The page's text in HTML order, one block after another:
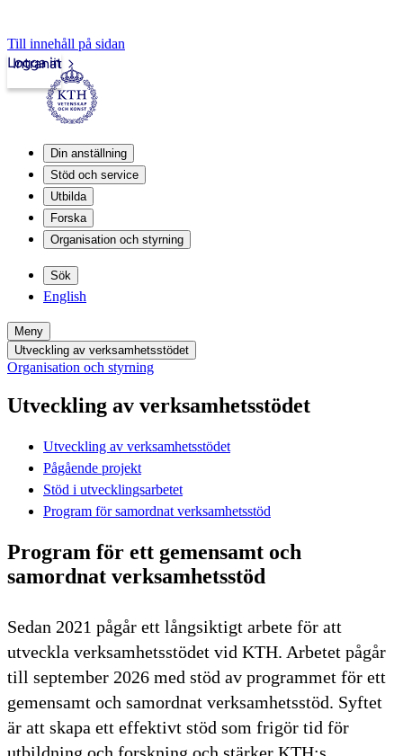
Till innehåll på sidan
Intranät
Logga in
Din anställning
Stöd och service
Utbilda
Forska
Organisation och styrning
Sök
English
Meny
Utveckling av verksamhetsstödet
Organisation och styrning
Utveckling av verksamhetsstödet
Utveckling av verksamhetsstödet
Pågående projekt
Stöd i utvecklingsarbetet
Program för samordnat verksamhetsstöd
Program för ett gemensamt och
samordnat verksamhetsstöd
Sedan 2021 pågår ett långsiktigt arbete för att
utveckla verksamhetsstödet vid KTH. Arbetet pågår
till september 2026 med stöd av programmet för ett
gemensamt och samordnat verksamhetsstöd. Syftet
är att skapa ett effektivt stöd som frigör tid för